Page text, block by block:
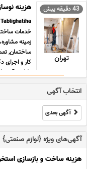
43 دقیقه پیش
تهران
هزینه
Tablighatiha
زمینه
ساختمان,
کار و اجرای
طراحی
انتخاب آگهی
آگهی بعدی
آگهی‌های ویژه {لوازم صنعتی}
هزینه ساخت و بازسازی